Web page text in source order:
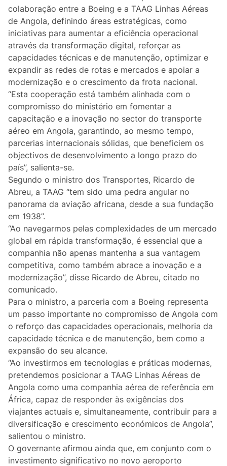
Agricultura
Vozes Pontuais
Lifestyle
Casa
Fama
Figuras
Orgulho ou Vergonha?
Vox Populi
Reportagem
Ensino Superior
Redes Sociais
Curiosidades
Entrevistas
Última Hora
Ensino Superior
Gastronomia
Multimídia
colaboração entre a Boeing e a TAAG Linhas Aéreas
de Angola, definindo áreas estratégicas, como
iniciativas para aumentar a eficiência operacional
através da transformação digital, reforçar as
capacidades técnicas e de manutenção, optimizar e
expandir as redes de rotas e mercados e apoiar a
modernização e o crescimento da frota nacional.
“Esta cooperação está também alinhada com o
compromisso do ministério em fomentar a
capacitação e a inovação no sector do transporte
aéreo em Angola, garantindo, ao mesmo tempo,
parcerias internacionais sólidas, que beneficiem os
objectivos de desenvolvimento a longo prazo do
país”, salienta-se.
Segundo o ministro dos Transportes, Ricardo de
Abreu, a TAAG “tem sido uma pedra angular no
panorama da aviação africana, desde a sua fundação
em 1938”.
“Ao navegarmos pelas complexidades de um mercado
global em rápida transformação, é essencial que a
companhia não apenas mantenha a sua vantagem
competitiva, como também abrace a inovação e a
modernização”, disse Ricardo de Abreu, citado no
comunicado.
Para o ministro, a parceria com a Boeing representa
um passo importante no compromisso de Angola com
o reforço das capacidades operacionais, melhoria da
capacidade técnica e de manutenção, bem como a
expansão do seu alcance.
“Ao investirmos em tecnologias e práticas modernas,
pretendemos posicionar a TAAG Linhas Aéreas de
Angola como uma companhia aérea de referência em
África, capaz de responder às exigências dos
viajantes actuais e, simultaneamente, contribuir para a
diversificação e crescimento económicos de Angola”,
salientou o ministro.
O governante afirmou ainda que, em conjunto com o
investimento significativo no novo aeroporto